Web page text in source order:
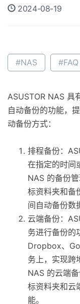
2024-08-19
#NAS #FAQ
ASUSTOR NAS 具
自动备份的功能，
动备份方式：
排程备份：
在指定的时间
NAS 的备份
标资料夹和备
间自动备份数
云端备份：
务进行备份的
Dropbox、
务上，实现跨
NAS 的云端
标资料夹和云
能。